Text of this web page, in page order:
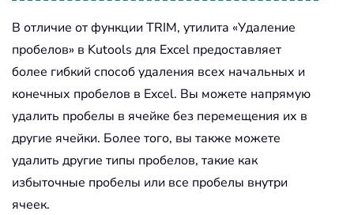
В отличие от функции TRIM, утилита «Удаление
пробелов» в Kutools для Excel предоставляет
более гибкий способ удаления всех начальных и
конечных пробелов в Excel. Вы можете напрямую
удалить пробелы в ячейке без перемещения их в
другие ячейки. Более того, вы также можете
удалить другие типы пробелов, такие как
избыточные пробелы или все пробелы внутри
ячеек.